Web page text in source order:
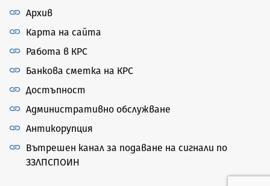
Архив
Карта на сайта
Работа в КРС
Банкова сметка на КРС
Достъпност
Административно обслужване
Антикорупция
Вътрешен канал за подаване на сигнали по
ЗЗЛПСПОИН